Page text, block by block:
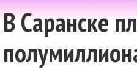
В Саранске